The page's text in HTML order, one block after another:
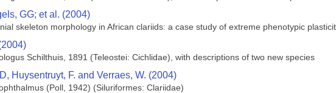
GG; et al. (2004)
skeleton morphology in African clariids: a case study of extreme phenotypic
Schilthuis, 1891 (Teleostei: Cichlidae), with descriptions of two new species
Huysentruyt, F. and Verraes, W. (2004)
(Poll, 1942) (Siluriformes: Clariidae)